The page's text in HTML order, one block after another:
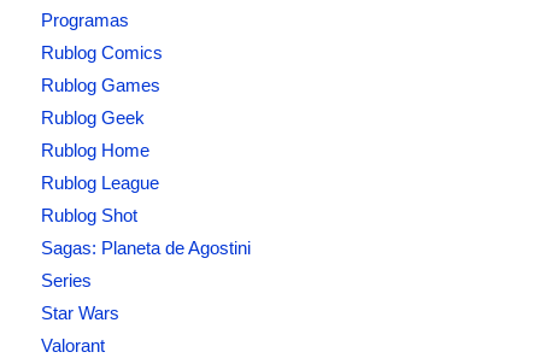
Programas
Rublog Comics
Rublog Games
Rublog Geek
Rublog Home
Rublog League
Rublog Shot
Sagas: Planeta de Agostini
Series
Star Wars
Valorant